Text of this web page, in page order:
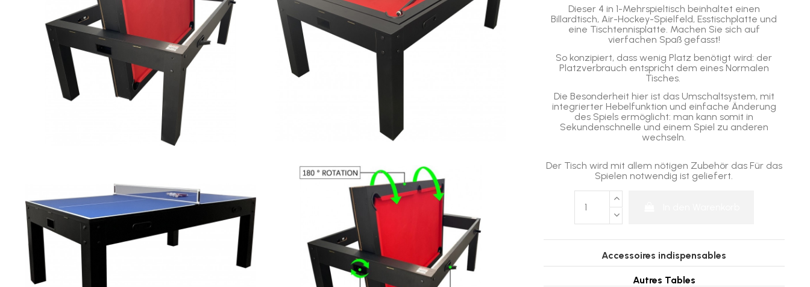
Dieser 4 in 1-Mehrspieltisch beinhaltet einen
Billardtisch, Air-Hockey-Spielfeld, Esstischplatte und
eine Tischtennisplatte. Machen Sie sich auf
vierfachen Spaß gefasst!
So konzipiert, dass wenig Platz benötigt wird: der
Platzverbrauch entspricht dem eines Normalen
Tisches.
Die Besonderheit hier ist das Umschaltsystem, mit
integrierter Hebelfunktion und einfache Änderung
des Spiels ermöglicht: man kann somit in
Sekundenschnelle und einem Spiel zu anderen
wechseln.
Der Tisch wird mit allem nötigen Zubehör das Für das
Spielen notwendig ist geliefert.
Accessoires indispensables
Autres Tables